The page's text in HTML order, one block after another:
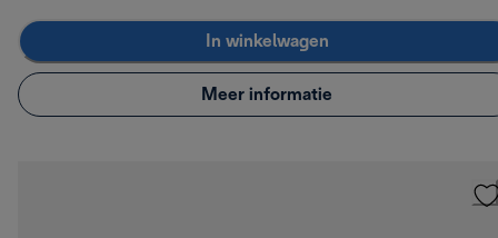
In winkelwagen
Meer informatie